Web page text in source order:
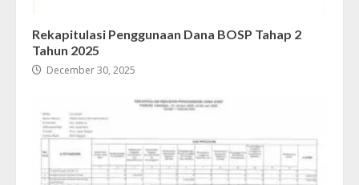
Rekapitulasi Penggunaan Dana BOSP Tahap 2
Tahun 2025
December 30, 2025